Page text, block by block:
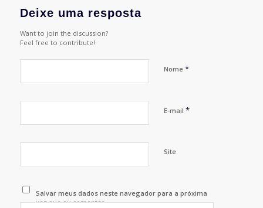
Deixe uma resposta
Want to join the discussion?
Feel free to contribute!
Nome *
E-mail *
Site
Salvar meus dados neste navegador para a próxima
vez que eu comentar.